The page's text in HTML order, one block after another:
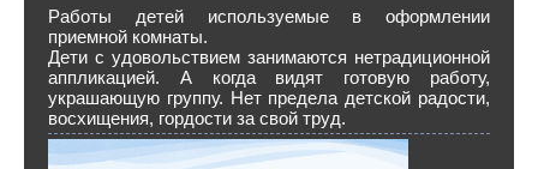
Работы детей используемые в оформлении
приемной комнаты.
Дети с удовольствием занимаются нетрадиционной
аппликацией. А когда видят готовую работу,
украшающую группу. Нет предела детской радости,
восхищения, гордости за свой труд.